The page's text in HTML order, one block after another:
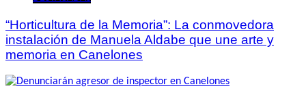
“Horticultura de la Memoria”: La conmovedora
instalación de Manuela Aldabe que une arte y
memoria en Canelones